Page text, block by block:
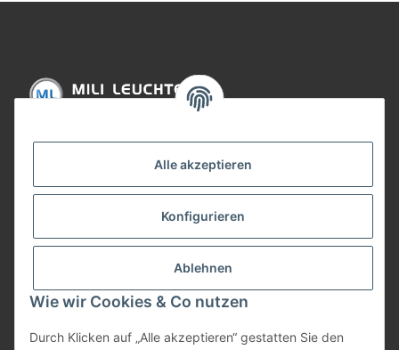
Alle akzeptieren
Konfigurieren
Ablehnen
Wie wir Cookies & Co nutzen
Durch Klicken auf „Alle akzeptieren“ gestatten Sie den
Gesetzliche Informationen
Bezahlung